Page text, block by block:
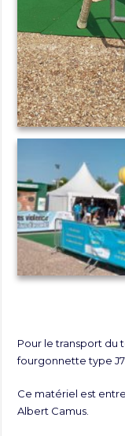
Pour le transport du
fourgonnette type J7
Ce matériel est
Albert Camus.